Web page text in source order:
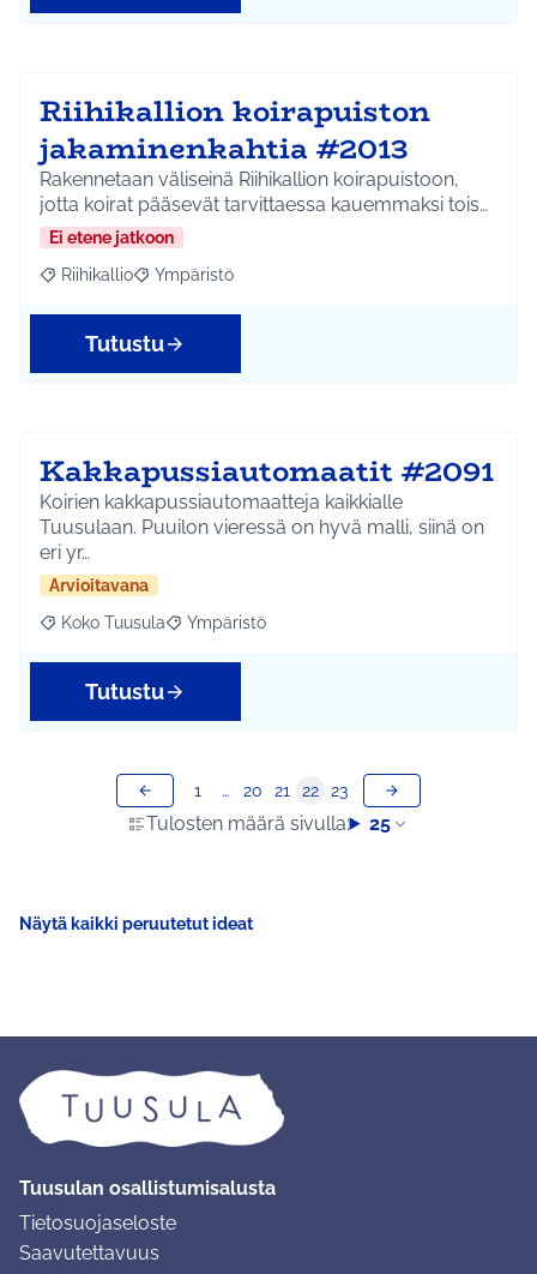
Riihikallion koirapuiston
jakaminenkahtia #2013
Rakennetaan väliseinä Riihikallion koirapuistoon,
jotta koirat pääsevät tarvittaessa kauemmaksi tois…
Ei etene jatkoon
Rajaa tulokset aihepiirin mukaan: Riihikallio
Riihikallio Rajaa tulokset teeman mukaan: Ympäristö
Ympäristö
Tutustu
Kakkapussiautomaatit #2091
Koirien kakkapussiautomaatteja kaikkialle
Tuusulaan. Puuilon vieressä on hyvä malli, siinä on
eri yr…
Arvioitavana
Rajaa tulokset aihepiirin mukaan: Koko Tuusula
Koko Tuusula Rajaa tulokset teeman mukaan: Ympäristö
Ympäristö
Tutustu
Tulosten määrä sivulla: 25
1 … 20 21 22 23
Näytä kaikki peruutetut ideat
Tuusulan osallistumisalusta
Tietosuojaseloste
Saavutettavuus